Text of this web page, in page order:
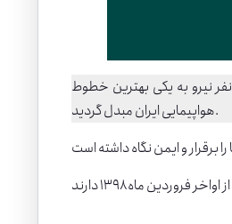
اولین ایرلاین خصوصی ایران در سال ۱۳۷۱ با یکصد نفر شروع به کار نمود و در سال ۱۳۹۸ با ۳۳۰۰ نفر نیرو به یکی بهترین خطوط
هواپیمایی ایران مبدل گردید.